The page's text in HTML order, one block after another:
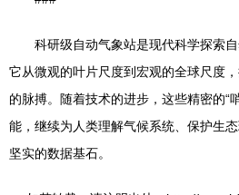
科研级自动气象站是现代科学探索
它从微观的叶片尺度到宏观的全球尺度
的脉搏。随着技术的进步，这些精密的“
能，继续为人类理解气候系统、保护生
坚实的数据基石。